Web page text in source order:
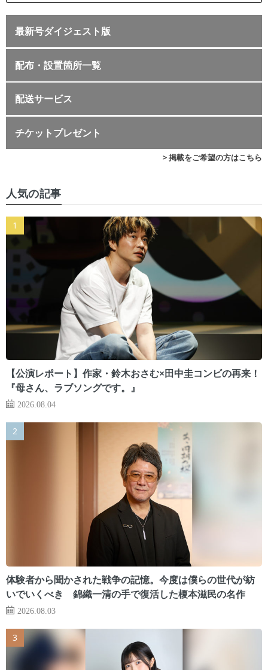
最新号ダイジェスト版
配布・設置箇所一覧
配送サービス
チケットプレゼント
> 掲載をご希望の方はこちら
人気の記事
【公演レポート】作家・鈴木おさむ×田中圭コンビの再来！
『母さん、ラブソングです。』
2026.08.04
体験者から聞かされた戦争の記憶。今度は僕らの世代が紡
いでいくべき 錦織一清の手で復活した榎本滋民の名作
2026.08.03